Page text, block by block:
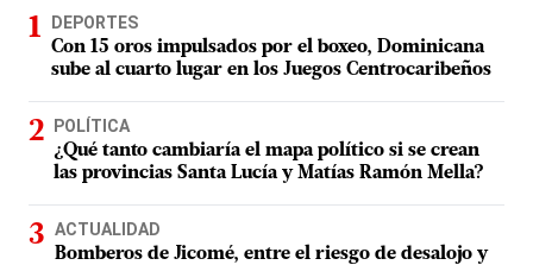
DEPORTES
Con 15 oros impulsados por el boxeo, Dominicana
sube al cuarto lugar en los Juegos Centrocaribeños
POLÍTICA
¿Qué tanto cambiaría el mapa político si se crean
las provincias Santa Lucía y Matías Ramón Mella?
ACTUALIDAD
Bomberos de Jicomé, entre el riesgo de desalojo y